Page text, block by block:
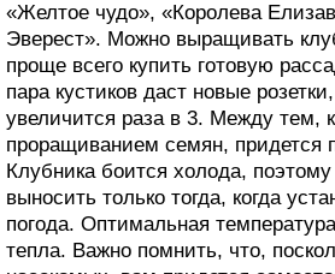
«Желтое чудо», «Королева
Эверест». Можно выращивать
проще всего купить готовую
пара кустиков даст новые
увеличится раза в 3. Между тем,
проращиванием семян, придется
Клубника боится холода,
выносить только тогда, когда
погода. Оптимальная
тепла. Важно помнить, что,